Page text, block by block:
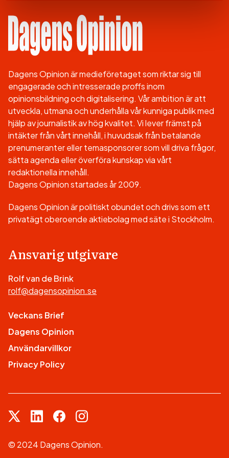
Dagens Opinion är medieföretaget som riktar sig till
engagerade och intresserade proffs inom
opinionsbildning och digitalisering. Vår ambition är att
utveckla, utmana och underhålla vår kunniga publik med
hjälp av journalistik av hög kvalitet. Vi lever främst på
intäkter från vårt innehåll, i huvudsak från betalande
prenumeranter eller temasponsorer som vill driva frågor,
sätta agenda eller överföra kunskap via vårt
redaktionella innehåll.
Dagens Opinion startades år 2009.
Dagens Opinion är politiskt obundet och drivs som ett
privatägt oberoende aktiebolag med säte i Stockholm.
Ansvarig utgivare
Rolf van de Brink
rolf@dagensopinion.se
Veckans Brief
Dagens Opinion
Användarvillkor
Privacy Policy
© 2024 Dagens Opinion.